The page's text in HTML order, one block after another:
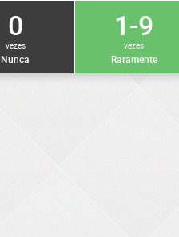
0
vezes
Nunca
1-9
vezes
Raramente